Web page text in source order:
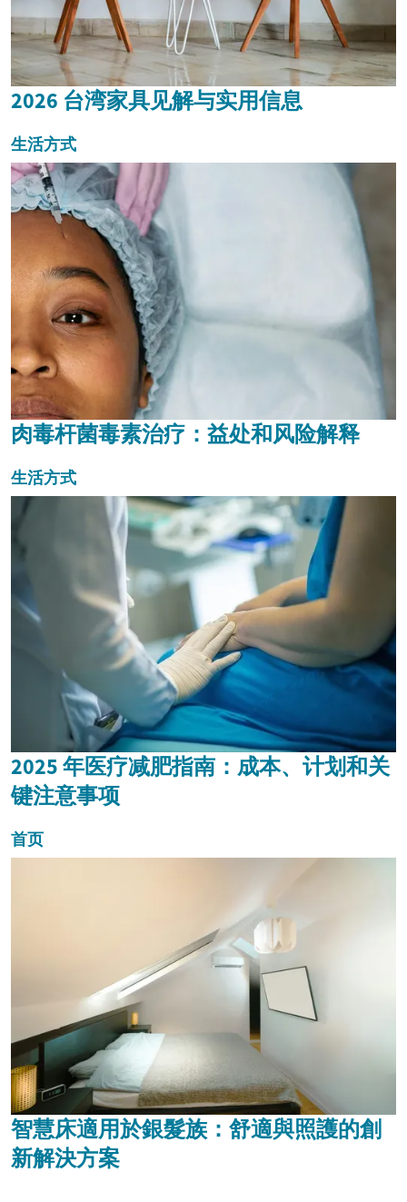
2026 台湾家具见解与实用信息
生活方式
肉毒杆菌毒素治疗：益处和风险解释
生活方式
2025 年医疗减肥指南：成本、计划和关
键注意事项
首页
智慧床適用於銀髮族：舒適與照護的創
新解決方案